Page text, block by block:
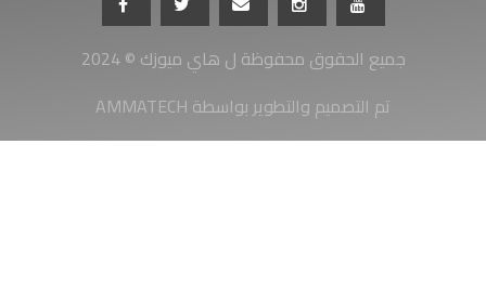
جميع الحقوق محفوظة ل هاي ميوزك © 2024
AMMATECH تم التصميم والتطوير بواسطة